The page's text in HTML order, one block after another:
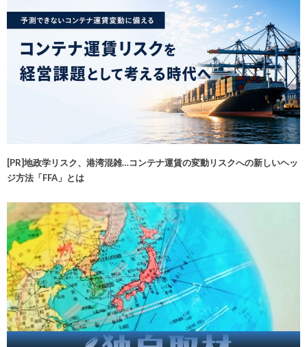
[PR]地政学リスク、港湾混雑…コンテナ運賃の変動リスクへの新しいヘッ
ジ方法「FFA」とは